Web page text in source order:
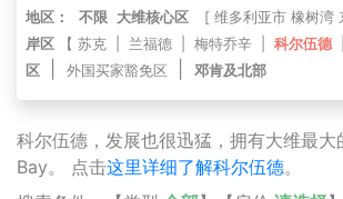
地区：
不限 大维核心区 [ 维多利亚市 橡树湾
岸区
【 苏克 兰福德 梅特乔辛 科尔伍德
区
外国买家豁免区 邓肯及北部
科尔伍德，发展也很迅猛，拥有大维最大
Bay。 点击这里详细了解科尔伍德。